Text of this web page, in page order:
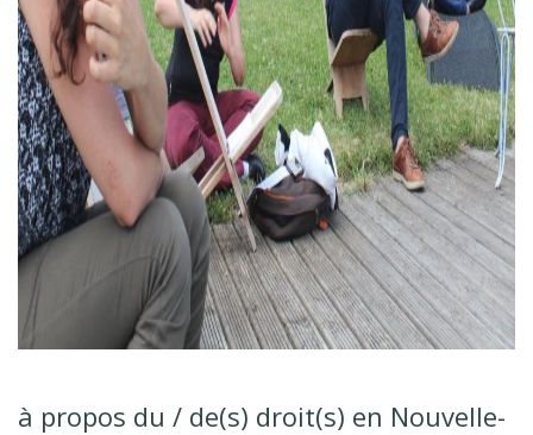
à propos du / de(s) droit(s) en Nouvelle-